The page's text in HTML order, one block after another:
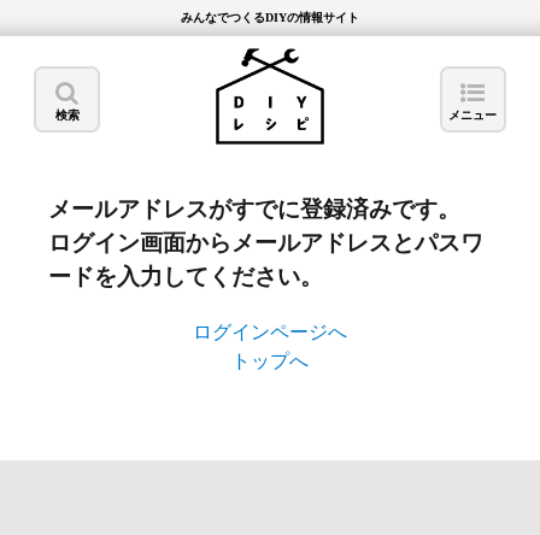
みんなでつくるDIYの情報サイト
検索 メニュー
メールアドレスがすでに登録済みです。
ログイン画面からメールアドレスとパスワ
ードを入力してください。
ログインページへ
トップへ